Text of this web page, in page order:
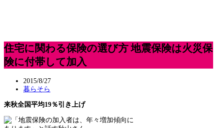
住宅に関わる保険の選び方 地震保険は火災保
険に付帯して加入
2015/8/27
暮らそら
来秋全国平均19％引き上げ